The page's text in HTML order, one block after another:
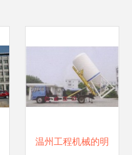
温州工程机械的明